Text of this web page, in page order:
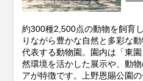
約300種2,500点の動物を飼育
りながら豊かな自然と多彩な
代表する動物園。園内は「東
然環境を活かした展示や、動
アが特徴です。上野恩賜公園